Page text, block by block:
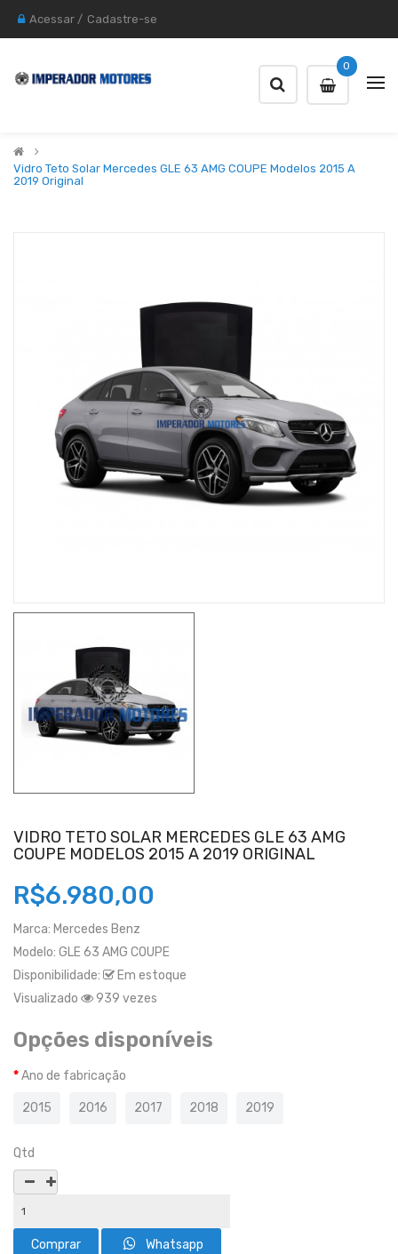
Acessar / Cadastre-se
0
Vidro Teto Solar Mercedes GLE 63 AMG COUPE Modelos 2015 A
2019 Original
VIDRO TETO SOLAR MERCEDES GLE 63 AMG
COUPE MODELOS 2015 A 2019 ORIGINAL
R$6.980,00
Marca: Mercedes Benz
Modelo: GLE 63 AMG COUPE
Disponibilidade:
Em estoque
Visualizado
939 vezes
Opções disponíveis
Ano de fabricação
2015 2016 2017 2018 2019
Qtd
Whatsapp